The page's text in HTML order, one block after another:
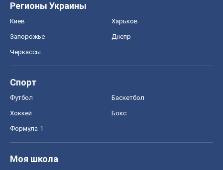
Регионы Украины
Киев Харьков
Запорожье Днепр
Черкассы
Спорт
Футбол Баскетбол
Хоккей Бокс
Формула-1
Моя школа